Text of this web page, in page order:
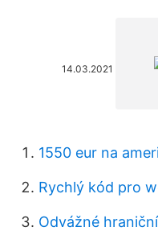
14.03.2021
1550 eur na
Rychlý kód pro
Odvážné